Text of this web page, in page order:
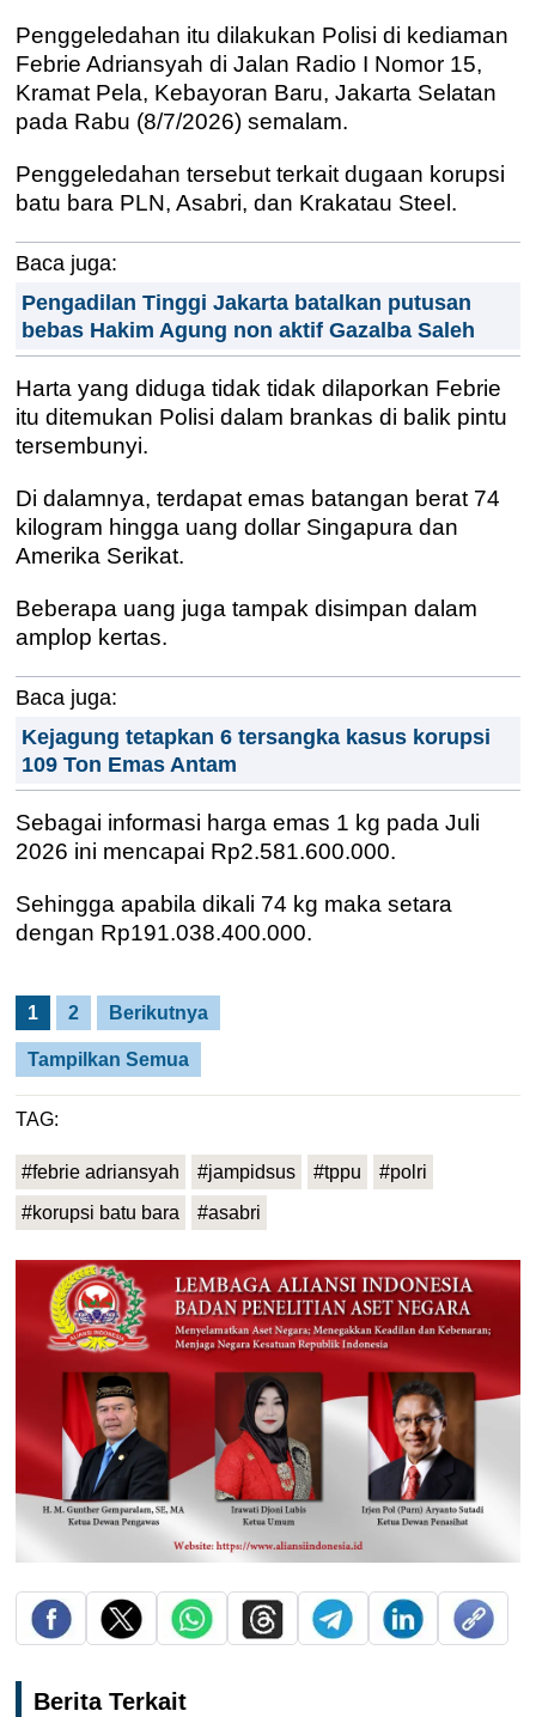
Penggeledahan itu dilakukan Polisi di kediaman
Febrie Adriansyah di Jalan Radio I Nomor 15,
Kramat Pela, Kebayoran Baru, Jakarta Selatan
pada Rabu (8/7/2026) semalam.
Penggeledahan tersebut terkait dugaan korupsi
batu bara PLN, Asabri, dan Krakatau Steel.
Baca juga:
Pengadilan Tinggi Jakarta batalkan putusan
bebas Hakim Agung non aktif Gazalba Saleh
Harta yang diduga tidak tidak dilaporkan Febrie
itu ditemukan Polisi dalam brankas di balik pintu
tersembunyi.
Di dalamnya, terdapat emas batangan berat 74
kilogram hingga uang dollar Singapura dan
Amerika Serikat.
Beberapa uang juga tampak disimpan dalam
amplop kertas.
Baca juga:
Kejagung tetapkan 6 tersangka kasus korupsi
109 Ton Emas Antam
Sebagai informasi harga emas 1 kg pada Juli
2026 ini mencapai Rp2.581.600.000.
Sehingga apabila dikali 74 kg maka setara
dengan Rp191.038.400.000.
1 2 Berikutnya
Tampilkan Semua
TAG:
#febrie adriansyah #jampidsus #tppu
#polri
#korupsi batu bara
#asabri
Berita Terkait